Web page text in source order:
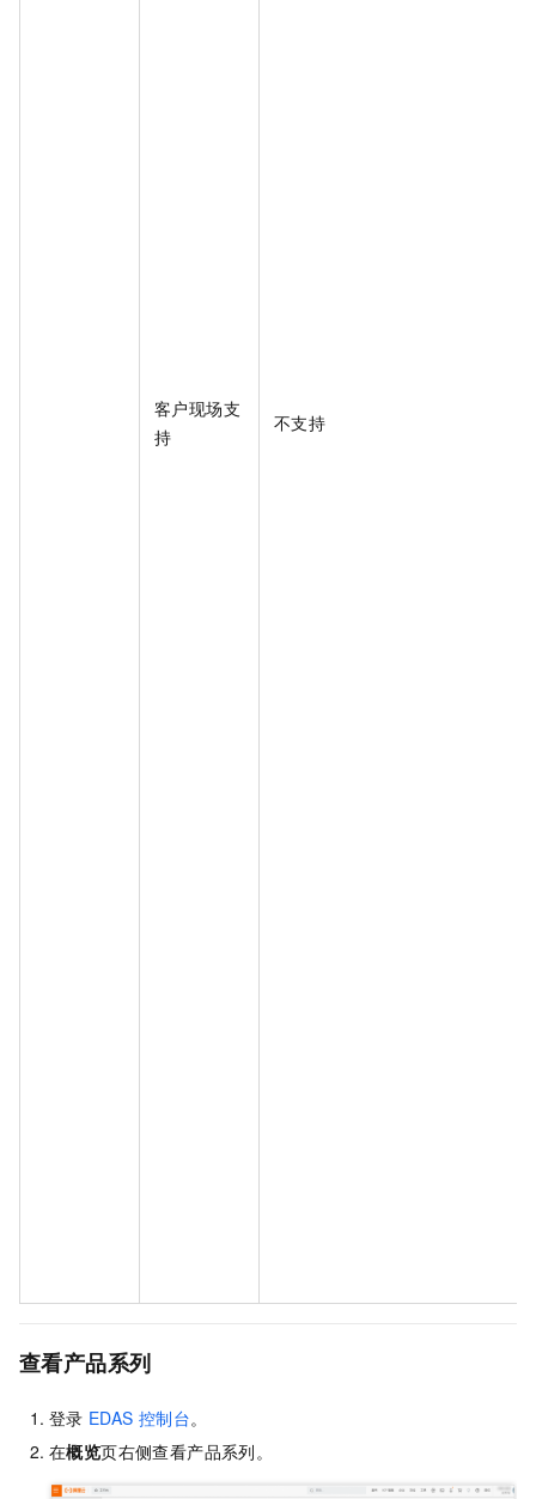
客户现场支
持
不支持
查看产品系列
登录 EDAS 控制台。
在概览页右侧查看产品系列。